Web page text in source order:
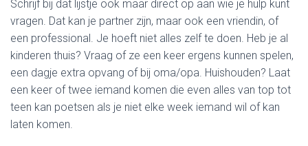
Schrijf bij dat lijstje ook maar direct op aan wie je hulp kunt
vragen. Dat kan je partner zijn, maar ook een vriendin, of
een professional. Je hoeft niet alles zelf te doen. Heb je al
kinderen thuis? Vraag of ze een keer ergens kunnen spelen,
een dagje extra opvang of bij oma/opa. Huishouden? Laat
een keer of twee iemand komen die even alles van top tot
teen kan poetsen als je niet elke week iemand wil of kan
laten komen.